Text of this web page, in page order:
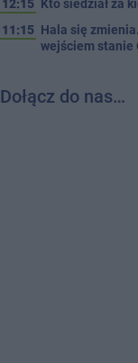
12:15
Kto siedział za
11:15 Hala się
wejściem stanie
Dołącz do nas…